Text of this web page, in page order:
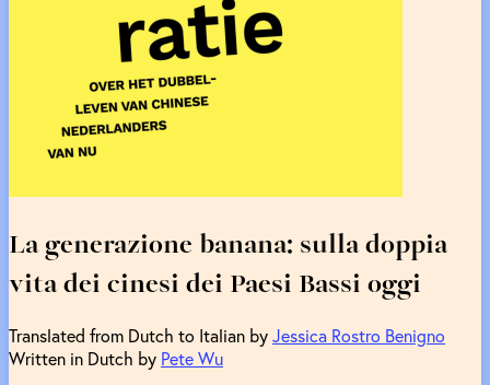
La generazione banana: sulla doppia
vita dei cinesi dei Paesi Bassi oggi
Translated from Dutch to Italian byJessica Rostro Benigno
Written in Dutch by Pete Wu